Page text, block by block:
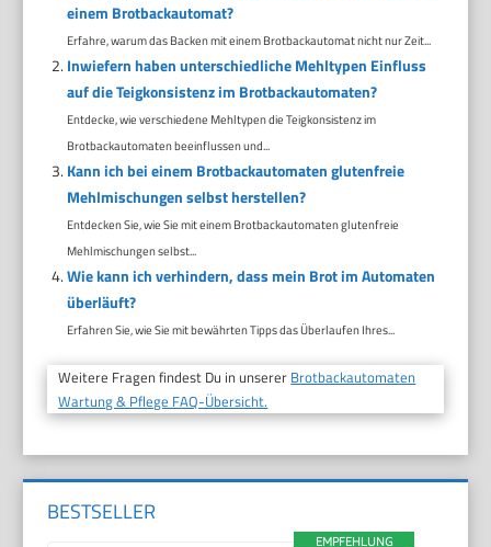
einem Brotbackautomat?
Erfahre, warum das Backen mit einem Brotbackautomat nicht nur Zeit...
Inwiefern haben unterschiedliche Mehltypen Einfluss
auf die Teigkonsistenz im Brotbackautomaten?
Entdecke, wie verschiedene Mehltypen die Teigkonsistenz im
Brotbackautomaten beeinflussen und...
Kann ich bei einem Brotbackautomaten glutenfreie
Mehlmischungen selbst herstellen?
Entdecken Sie, wie Sie mit einem Brotbackautomaten glutenfreie
Mehlmischungen selbst...
Wie kann ich verhindern, dass mein Brot im Automaten
überläuft?
Erfahren Sie, wie Sie mit bewährten Tipps das Überlaufen Ihres...
Weitere Fragen findest Du in unserer Brotbackautomaten
Wartung & Pflege FAQ-Übersicht.
BESTSELLER
EMPFEHLUNG